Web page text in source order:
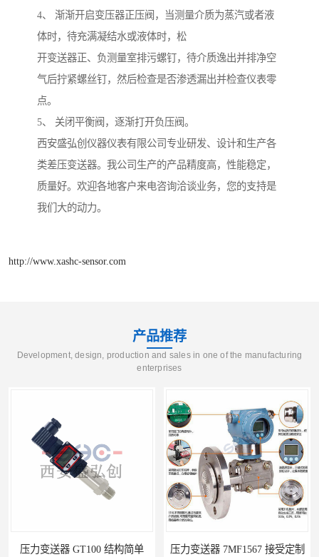
4、 渐渐开启变压器正压阀，当测量介质为蒸汽或者液
体时，待充满凝结水或液体时，松
开变送器正、负测量室排污螺钉，待介质逸出并排净空
气后拧紧螺丝钉，然后检查是否渗透漏出并检查仪表零
点。
5、 关闭平衡阀，逐渐打开负压阀。
西安盛弘创仪器仪表有限公司专业研发、设计和生产各
类差压变送器。我公司生产的产品精度高，性能稳定，
质量好。欢迎各地客户来电咨询洽谈业务，您的支持是
我们大的动力。
http://www.xashc-sensor.com
产品推荐
Development, design, production and sales in one of the manufacturing
enterprises
压力变送器 7MF1567 接受定制